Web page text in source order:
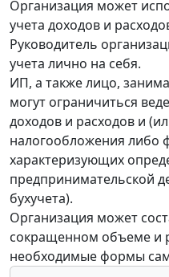
Организация может
учета доходов и
Руководитель
учета лично на себя.
ИП, а также лицо,
могут ограничиться
доходов и расходов и
налогообложения либо
характеризующих
предпринимательской
бухучета).
Организация может
сокращенном объеме и
необходимые формы